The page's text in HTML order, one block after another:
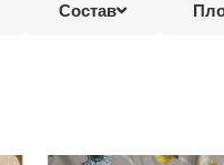
Состав